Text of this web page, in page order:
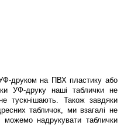
друком на ПВХ пластику або
УФ-друку наші таблички не
тускнішають. Також завдяки
табличок, ми взагалі не
можемо надрукувати таблички